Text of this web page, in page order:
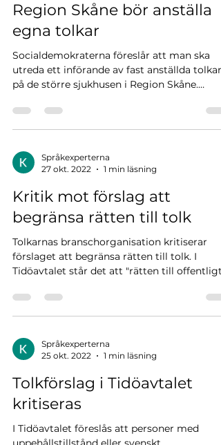
Region Skåne bör anställa
egna tolkar
Socialdemokraterna föreslår att man ska
utreda ett införande av fast anställda tolkar
på de större sjukhusen i Region Skåne.
Språkexperterna
27 okt. 2022
1 min läsning
Kritik mot förslag att
begränsa rätten till tolk
Tolkarnas branschorganisation kritiserar
förslaget att begränsa rätten till tolk. I
Tidöavtalet står det att "rätten till
Språkexperterna
25 okt. 2022
1 min läsning
Tolkförslag i Tidöavtalet
kritiseras
I Tidöavtalet föreslås att personer med